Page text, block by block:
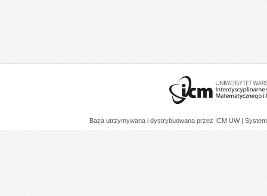
Baza utrzymywana i dystrybuowana przez ICM UW |